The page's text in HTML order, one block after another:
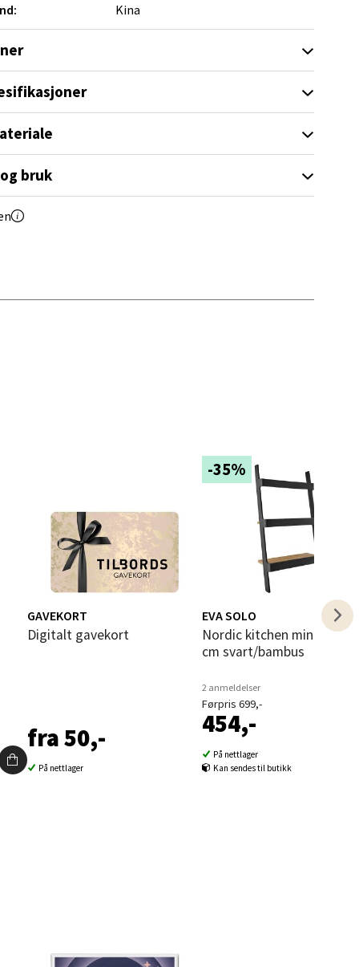
Kina
bruk
GAVEKORT
Digitalt gavekort
fra 50,-
På nettlager
-35%
EVA SOLO
Nordic kitchen minihylle 50
cm svart/bambus
2 anmeldelser
Førpris 699,-
454,-
På nettlager
Kan sendes til butikk